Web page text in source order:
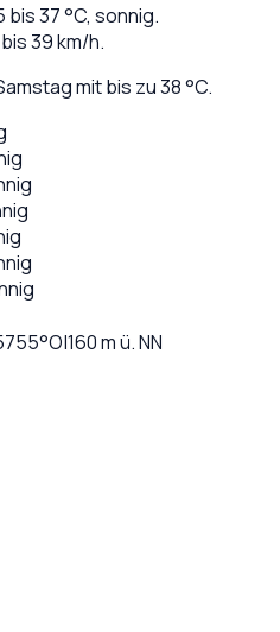
bis37°C, sonnig.
39km/h.
mit bis zu 38 °C.
°O|160m ü. NN